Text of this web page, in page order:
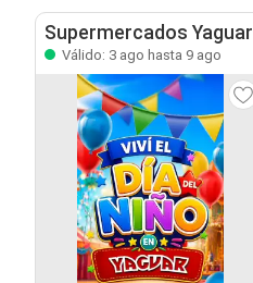
Supermercados Yaguar
Válido: 3 ago hasta 9 ago